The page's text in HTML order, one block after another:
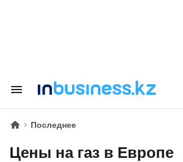
Последнее
Цены на газ в Европе